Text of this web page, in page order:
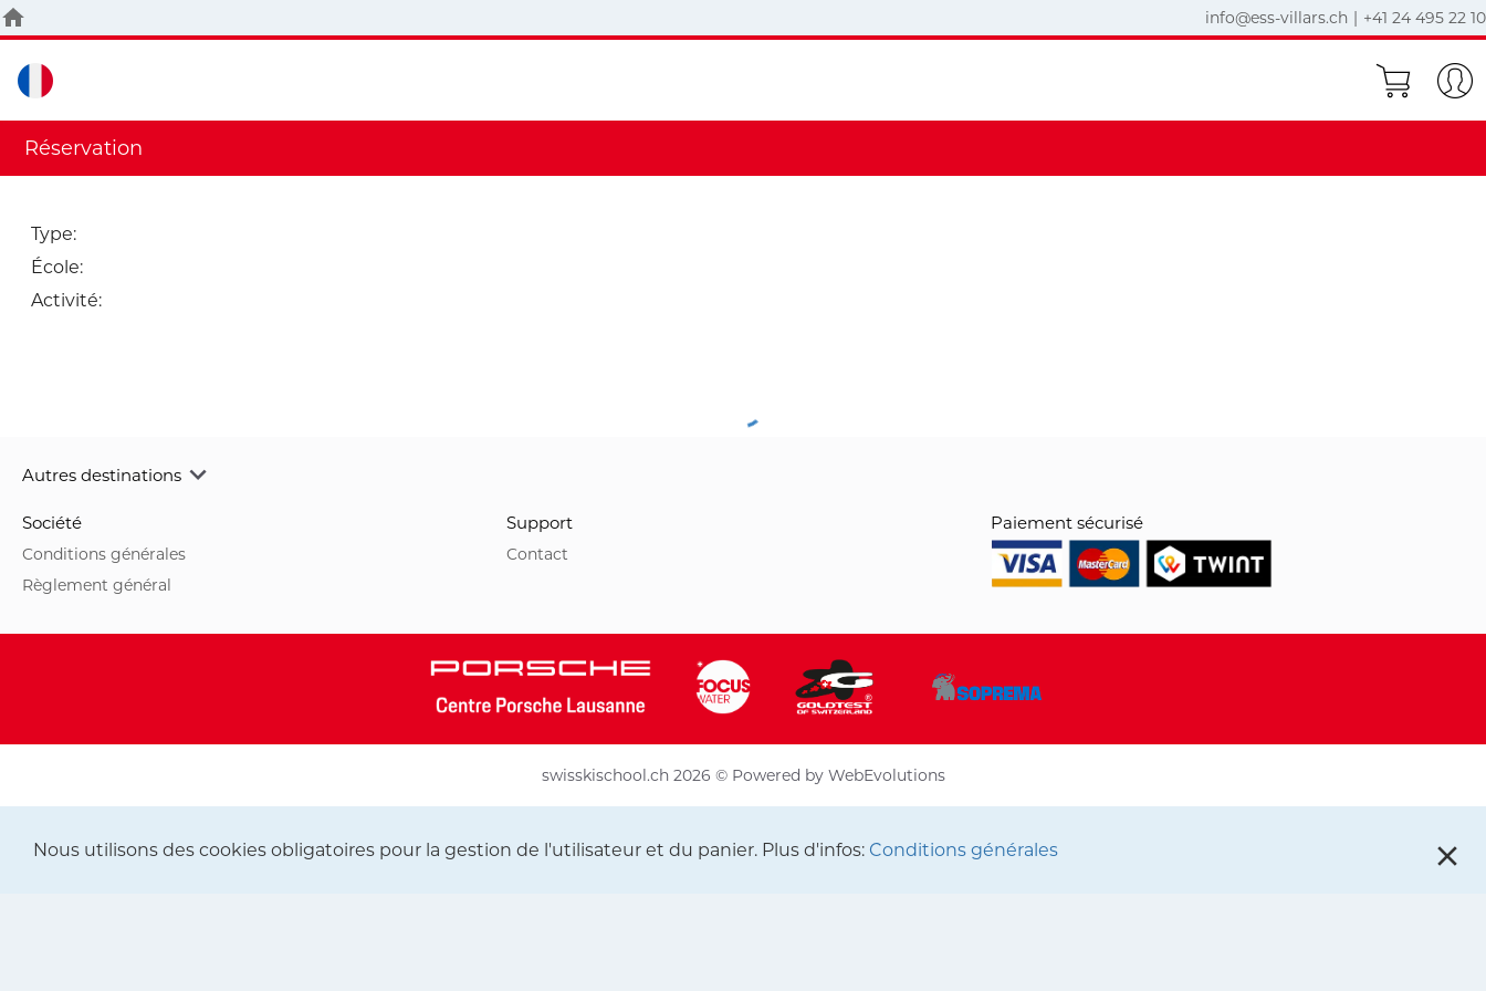
info@ess-villars.ch | +41 24 495 22 10
Réservation
Type:
École:
Activité:
Autres destinations
Société
Conditions générales
Règlement général
Support
Contact
Paiement sécurisé
swisskischool.ch 2026 © Powered by WebEvolutions
Nous utilisons des cookies obligatoires pour la gestion de l'utilisateur et du panier. Plus d'infos: Conditions générales